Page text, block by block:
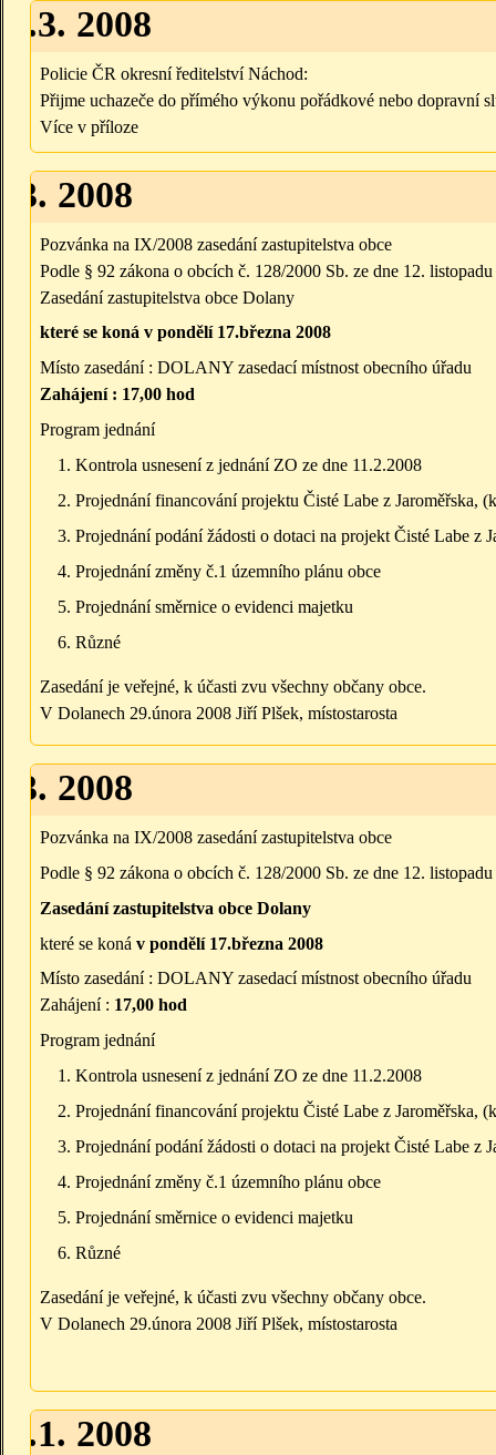
2008
Policie ČR okresní ředitelství Náchod:
Přijme uchazeče do přímého výkonu pořádkové nebo dopravní
Více v příloze
2008
Pozvánka na IX/2008 zasedání zastupitelstva obce
Podle § 92 zákona o obcích č. 128/2000 Sb. ze dne 12.
Zasedání zastupitelstva obce Dolany
které se koná v pondělí 17.března 2008
Místo zasedání : DOLANY zasedací místnost obecního úřadu
Zahájení : 17,00 hod
Program jednání
Kontrola usnesení z jednání ZO ze dne 11.2.2008
Projednání financování projektu Čisté Labe z Jaroměřska,
Projednání podání žádosti o dotaci na projekt Čisté Labe z
Projednání změny č.1 územního plánu obce
Projednání směrnice o evidenci majetku
Různé
Zasedání je veřejné, k účasti zvu všechny občany obce.
V Dolanech 29.února 2008 Jiří Plšek, místostarosta
2008
Pozvánka na IX/2008 zasedání zastupitelstva obce
Podle § 92 zákona o obcích č. 128/2000 Sb. ze dne 12.
Zasedání zastupitelstva obce Dolany
které se koná v pondělí 17.března 2008
Místo zasedání : DOLANY zasedací místnost obecního úřadu
Zahájení : 17,00 hod
Program jednání
Kontrola usnesení z jednání ZO ze dne 11.2.2008
Projednání financování projektu Čisté Labe z Jaroměřska,
Projednání podání žádosti o dotaci na projekt Čisté Labe z
Projednání změny č.1 územního plánu obce
Projednání směrnice o evidenci majetku
Různé
Zasedání je veřejné, k účasti zvu všechny občany obce.
V Dolanech 29.února 2008 Jiří Plšek, místostarosta
2008